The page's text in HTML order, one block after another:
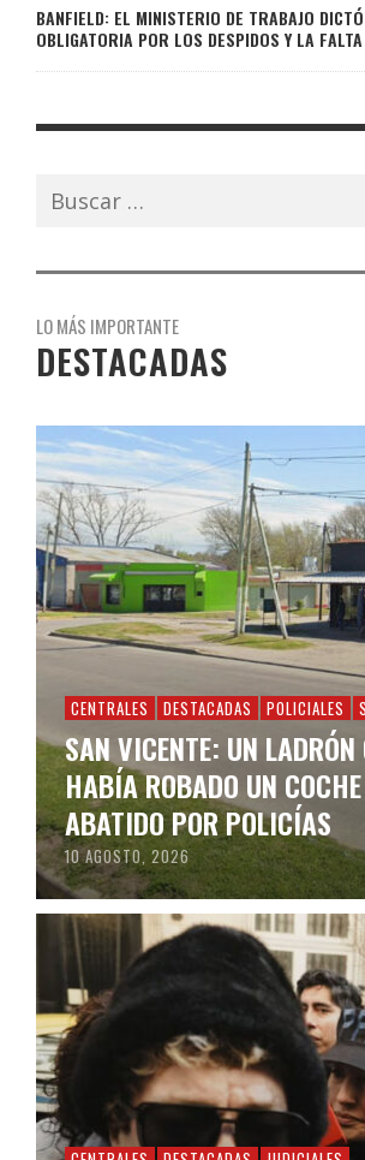
BANFIELD: EL MINISTERIO DE TRABAJO
OBLIGATORIA POR LOS DESPIDOS Y LA
Buscar:
LO MÁS IMPORTANTE
DESTACADAS
CENTRALES DESTACADAS POLICIALES
SAN VICENTE: UN LADRÓN
HABÍA ROBADO UN
ABATIDO POR POLICÍAS
10 AGOSTO, 2026